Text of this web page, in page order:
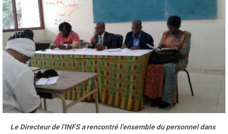
Le Directeur de l'INFS a rencontré l'ensemble du personnel dans